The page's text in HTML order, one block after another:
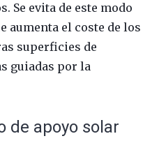
Se evita de este modo
aumenta el coste de los
superficies de
guiadas por la
de apoyo solar